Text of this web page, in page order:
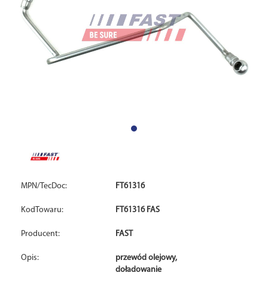
MPN/TecDoc: FT61316
KodTowaru: FT61316 FAS
Producent: FAST
Opis:
przewód olejowy,
doładowanie